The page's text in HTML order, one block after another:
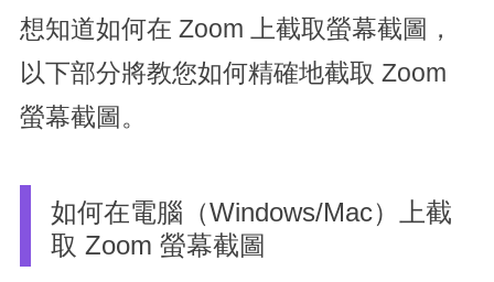
想知道如何在 Zoom 上截取螢幕截圖，
以下部分將教您如何精確地截取 Zoom
螢幕截圖。
如何在電腦（Windows/Mac）上截
取 Zoom 螢幕截圖